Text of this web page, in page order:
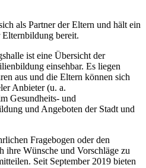
als Partner der Eltern und hält ein
bereit.
ist eine Übersicht der
einsehbar. Es liegen
aus und die Eltern können sich
Anbieter (u. a.
Gesundheits- und
und Angeboten der Stadt und
Fragebogen oder den
ihre Wünsche und Vorschläge zu
Seit September 2019 bieten